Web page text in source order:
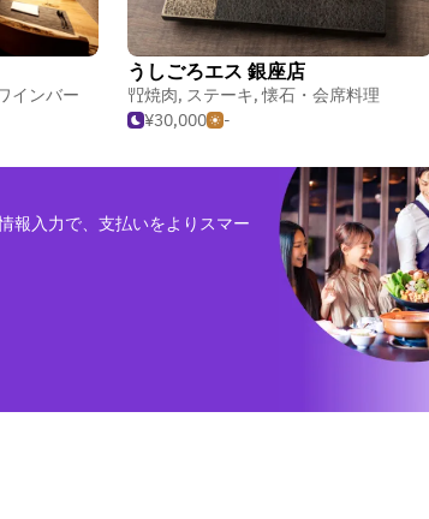
インバー
うしごろエス 銀座店
焼肉, ステーキ,懐石・会席料理
¥30,000
-
報入力で、支払いをよりスマー